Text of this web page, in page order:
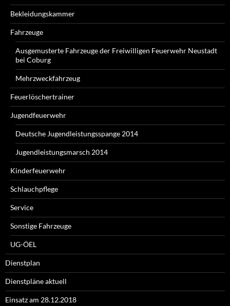
Bekleidungskammer
Fahrzeuge
Ausgemusterte Fahrzeuge der Freiwilligen Feuerwehr Neustadt
bei Coburg
Mehrzweckfahrzeug
Feuerlöschertrainer
Jugendfeuerwehr
Deutsche Jugendleistungsspange 2014
Jugendleistungsmarsch 2014
Kinderfeuerwehr
Schlauchpflege
Service
Sonstige Fahrzeuge
UG-ÖEL
Dienstplan
Dienstpläne aktuell
Einsatz am 28.12.2018